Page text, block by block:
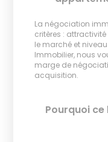
La négociation
critères :
le marché et
Immobilier, nous
marge de
acquisition.
Pourquoi